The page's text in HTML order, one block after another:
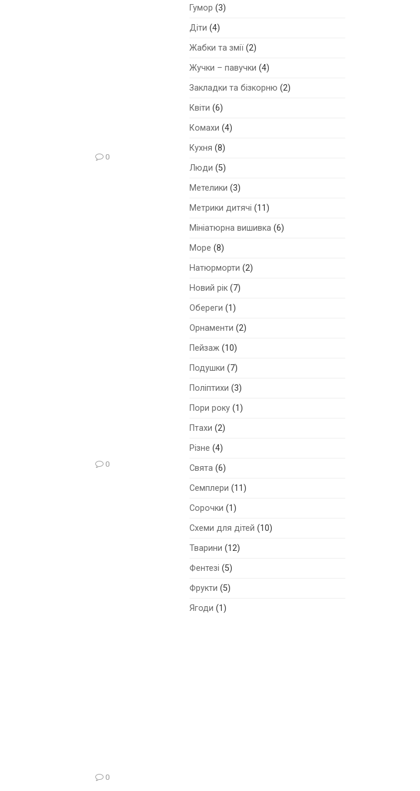
0
0
0
Гумор (3)
Діти (4)
Жабки та змії (2)
Жучки – павучки (4)
Закладки та бізкорню (2)
Квіти (6)
Комахи (4)
Кухня (8)
Люди (5)
Метелики (3)
Метрики дитячі (11)
Мініатюрна вишивка (6)
Море (8)
Натюрморти (2)
Новий рік (7)
Обереги (1)
Орнаменти (2)
Пейзаж (10)
Подушки (7)
Поліптихи (3)
Пори року (1)
Птахи (2)
Різне (4)
Свята (6)
Семплери (11)
Сорочки (1)
Схеми для дітей (10)
Тварини (12)
Фентезі (5)
Фрукти (5)
Ягоди (1)